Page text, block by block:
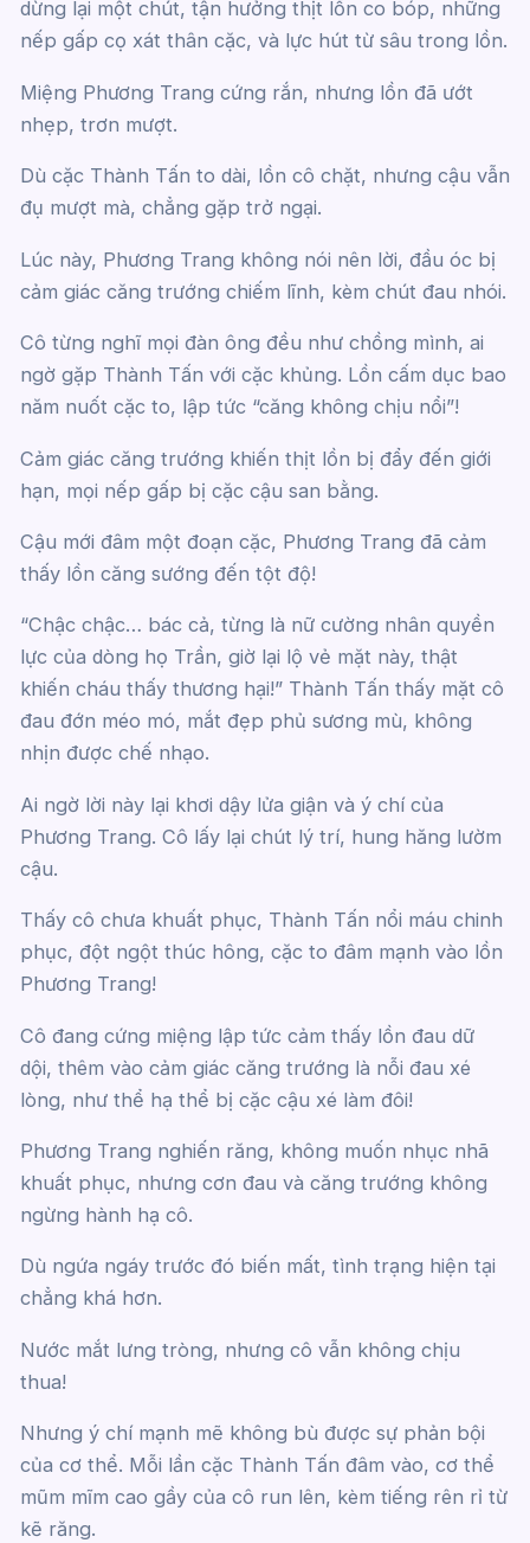
dừng lại một chút, tận hưởng thịt lồn co bóp, những
nếp gấp cọ xát thân cặc, và lực hút từ sâu trong lồn.
Miệng Phương Trang cứng rắn, nhưng lồn đã ướt
nhẹp, trơn mượt.
Dù cặc Thành Tấn to dài, lồn cô chặt, nhưng cậu vẫn
đụ mượt mà, chẳng gặp trở ngại.
Lúc này, Phương Trang không nói nên lời, đầu óc bị
cảm giác căng trướng chiếm lĩnh, kèm chút đau nhói.
Cô từng nghĩ mọi đàn ông đều như chồng mình, ai
ngờ gặp Thành Tấn với cặc khủng. Lồn cấm dục bao
năm nuốt cặc to, lập tức “căng không chịu nổi”!
Cảm giác căng trướng khiến thịt lồn bị đẩy đến giới
hạn, mọi nếp gấp bị cặc cậu san bằng.
Cậu mới đâm một đoạn cặc, Phương Trang đã cảm
thấy lồn căng sướng đến tột độ!
“Chậc chậc… bác cả, từng là nữ cường nhân quyền
lực của dòng họ Trần, giờ lại lộ vẻ mặt này, thật
khiến cháu thấy thương hại!” Thành Tấn thấy mặt cô
đau đớn méo mó, mắt đẹp phủ sương mù, không
nhịn được chế nhạo.
Ai ngờ lời này lại khơi dậy lửa giận và ý chí của
Phương Trang. Cô lấy lại chút lý trí, hung hăng lườm
cậu.
Thấy cô chưa khuất phục, Thành Tấn nổi máu chinh
phục, đột ngột thúc hông, cặc to đâm mạnh vào lồn
Phương Trang!
Cô đang cứng miệng lập tức cảm thấy lồn đau dữ
dội, thêm vào cảm giác căng trướng là nỗi đau xé
lòng, như thể hạ thể bị cặc cậu xé làm đôi!
Phương Trang nghiến răng, không muốn nhục nhã
khuất phục, nhưng cơn đau và căng trướng không
ngừng hành hạ cô.
Dù ngứa ngáy trước đó biến mất, tình trạng hiện tại
chẳng khá hơn.
Nước mắt lưng tròng, nhưng cô vẫn không chịu
thua!
Nhưng ý chí mạnh mẽ không bù được sự phản bội
của cơ thể. Mỗi lần cặc Thành Tấn đâm vào, cơ thể
mũm mĩm cao gầy của cô run lên, kèm tiếng rên rỉ từ
kẽ răng.